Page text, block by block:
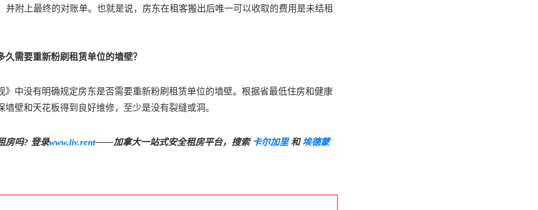
并附上最终的对账单。也就是说，房东在租客搬出后唯一可以收取的费用是未结租
久需要重新粉刷租赁单位的墙壁？
》中没有明确规定房东是否需要重新粉刷租赁单位的墙壁。根据省最低住房和健康
墙壁和天花板得到良好维修，至少是没有裂缝或洞。
房吗? 登录www.liv.rent——加拿大一站式安全租房平台，搜索 卡尔加里和埃德蒙